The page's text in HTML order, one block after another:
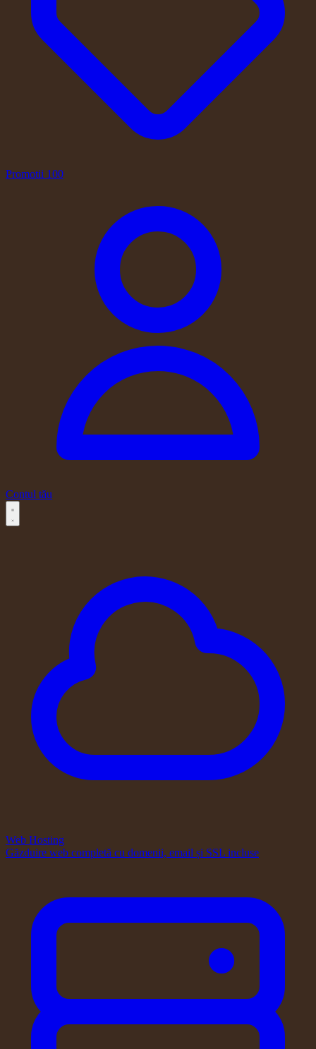
Promotii 100
Contul tău
Web Hosting
Găzduire web completă cu domenii, email și SSL incluse